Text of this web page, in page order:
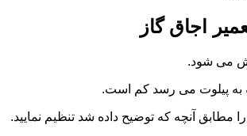
اجاق گاز
به پیلوت می رسد کم است.
مطابق آنچه که توضیح داده شد تنظیم نمایید.